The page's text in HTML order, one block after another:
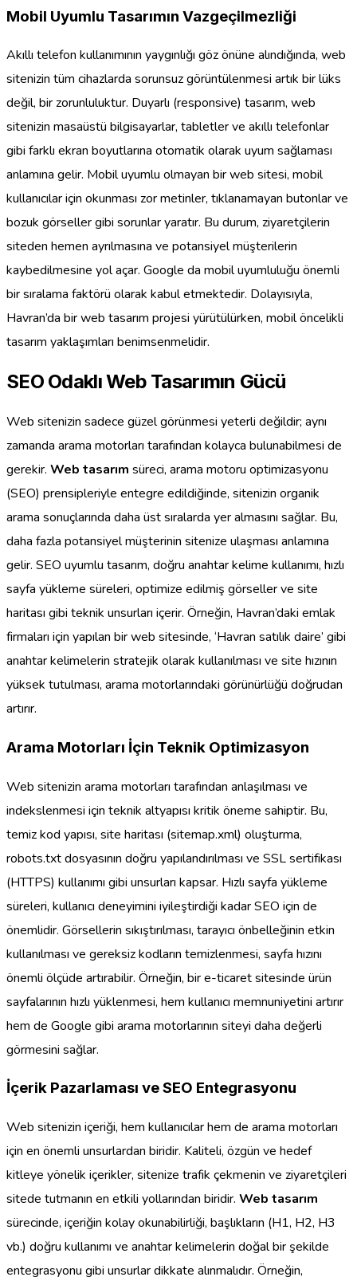
Mobil Uyumlu Tasarımın Vazgeçilmezliği
Akıllı telefon kullanımının yaygınlığı göz önüne alındığında, web
sitenizin tüm cihazlarda sorunsuz görüntülenmesi artık bir lüks
değil, bir zorunluluktur. Duyarlı (responsive) tasarım, web
sitenizin masaüstü bilgisayarlar, tabletler ve akıllı telefonlar
gibi farklı ekran boyutlarına otomatik olarak uyum sağlaması
anlamına gelir. Mobil uyumlu olmayan bir web sitesi, mobil
kullanıcılar için okunması zor metinler, tıklanamayan butonlar ve
bozuk görseller gibi sorunlar yaratır. Bu durum, ziyaretçilerin
siteden hemen ayrılmasına ve potansiyel müşterilerin
kaybedilmesine yol açar. Google da mobil uyumluluğu önemli
bir sıralama faktörü olarak kabul etmektedir. Dolayısıyla,
Havran’da bir web tasarım projesi yürütülürken, mobil öncelikli
tasarım yaklaşımları benimsenmelidir.
SEO Odaklı Web Tasarımın Gücü
Web sitenizin sadece güzel görünmesi yeterli değildir; aynı
zamanda arama motorları tarafından kolayca bulunabilmesi de
gerekir. Web tasarım süreci, arama motoru optimizasyonu
(SEO) prensipleriyle entegre edildiğinde, sitenizin organik
arama sonuçlarında daha üst sıralarda yer almasını sağlar. Bu,
daha fazla potansiyel müşterinin sitenize ulaşması anlamına
gelir. SEO uyumlu tasarım, doğru anahtar kelime kullanımı, hızlı
sayfa yükleme süreleri, optimize edilmiş görseller ve site
haritası gibi teknik unsurları içerir. Örneğin, Havran’daki emlak
firmaları için yapılan bir web sitesinde, ‘Havran satılık daire’ gibi
anahtar kelimelerin stratejik olarak kullanılması ve site hızının
yüksek tutulması, arama motorlarındaki görünürlüğü doğrudan
artırır.
Arama Motorları İçin Teknik Optimizasyon
Web sitenizin arama motorları tarafından anlaşılması ve
indekslenmesi için teknik altyapısı kritik öneme sahiptir. Bu,
temiz kod yapısı, site haritası (sitemap.xml) oluşturma,
robots.txt dosyasının doğru yapılandırılması ve SSL sertifikası
(HTTPS) kullanımı gibi unsurları kapsar. Hızlı sayfa yükleme
süreleri, kullanıcı deneyimini iyileştirdiği kadar SEO için de
önemlidir. Görsellerin sıkıştırılması, tarayıcı önbelleğinin etkin
kullanılması ve gereksiz kodların temizlenmesi, sayfa hızını
önemli ölçüde artırabilir. Örneğin, bir e-ticaret sitesinde ürün
sayfalarının hızlı yüklenmesi, hem kullanıcı memnuniyetini artırır
hem de Google gibi arama motorlarının siteyi daha değerli
görmesini sağlar.
İçerik Pazarlaması ve SEO Entegrasyonu
Web sitenizin içeriği, hem kullanıcılar hem de arama motorları
için en önemli unsurlardan biridir. Kaliteli, özgün ve hedef
kitleye yönelik içerikler, sitenize trafik çekmenin ve ziyaretçileri
sitede tutmanın en etkili yollarından biridir. Web tasarım
sürecinde, içeriğin kolay okunabilirliği, başlıkların (H1, H2, H3
vb.) doğru kullanımı ve anahtar kelimelerin doğal bir şekilde
entegrasyonu gibi unsurlar dikkate alınmalıdır. Örneğin,